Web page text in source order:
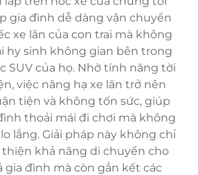
gia đình dễ dàng vận chuyển
xe lăn của con trai mà không
hy sinh không gian bên trong
SUV của họ. Nhờ tính năng tời
việc nâng hạ xe lăn trở nên
tiện và không tốn sức, giúp
thoải mái đi chơi mà không
lắng. Giải pháp này không chỉ
thiện khả năng di chuyển cho
gia đình mà còn gắn kết các